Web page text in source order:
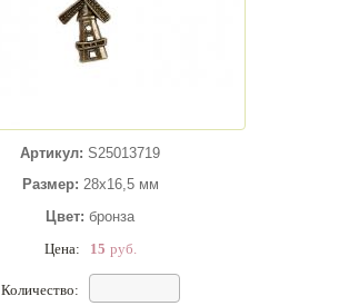
Артикул: S25013719
Размер: 28х16,5 мм
Цвет: бронза
Цена:
15 руб.
Количество: